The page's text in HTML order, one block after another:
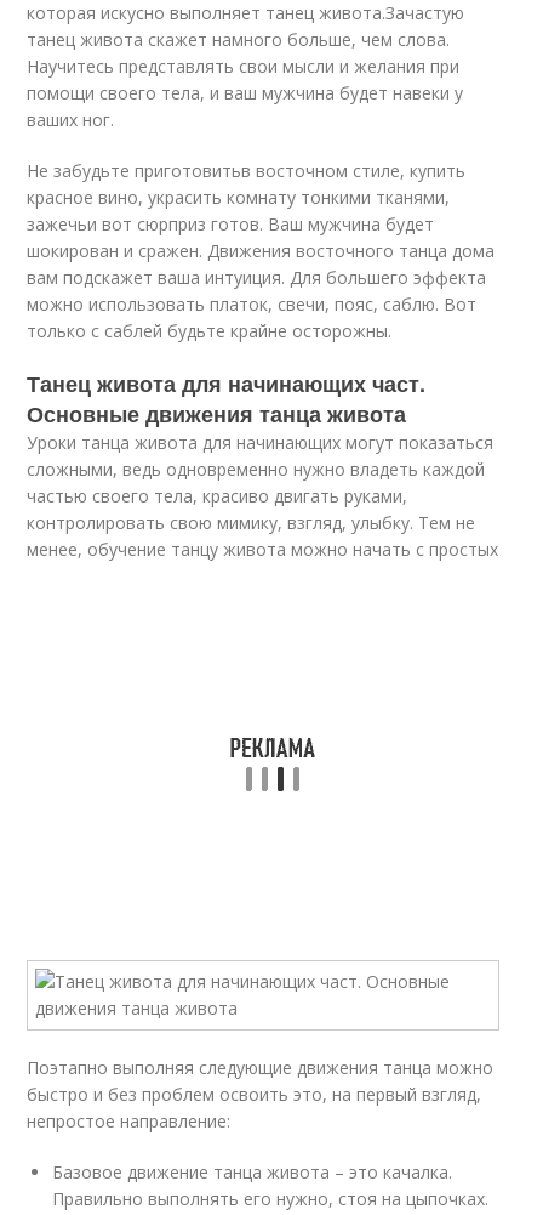
которая искусно выполняет танец живота.Зачастую
танец живота скажет намного больше, чем слова.
Научитесь представлять свои мысли и желания при
помощи своего тела, и ваш мужчина будет навеки у
ваших ног.
Не забудьте приготовитьв восточном стиле, купить
красное вино, украсить комнату тонкими тканями,
зажечьи вот сюрприз готов. Ваш мужчина будет
шокирован и сражен. Движения восточного танца дома
вам подскажет ваша интуиция. Для большего эффекта
можно использовать платок, свечи, пояс, саблю. Вот
только с саблей будьте крайне осторожны.
Танец живота для начинающих част.
Основные движения танца живота
Уроки танца живота для начинающих могут показаться
сложными, ведь одновременно нужно владеть каждой
частью своего тела, красиво двигать руками,
контролировать свою мимику, взгляд, улыбку. Тем не
менее, обучение танцу живота можно начать с простых
Поэтапно выполняя следующие движения танца можно
быстро и без проблем освоить это, на первый взгляд,
непростое направление:
Базовое движение танца живота – это качалка.
Правильно выполнять его нужно, стоя на цыпочках.